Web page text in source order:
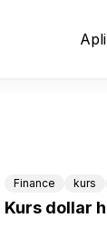
Finance kurs
Kurs dollar